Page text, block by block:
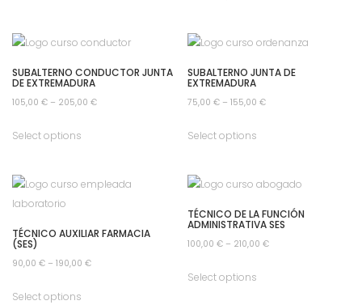
SUBALTERNO CONDUCTOR JUNTA
DE EXTREMADURA
105,00 € – 205,00 €
Select options
SUBALTERNO JUNTA DE
EXTREMADURA
75,00€ –155,00€
Select options
TÉCNICO AUXILIAR FARMACIA
(SES)
90,00 € – 190,00 €
Select options
TÉCNICO DE LA FUNCIÓN
ADMINISTRATIVA SES
100,00€ – 210,00€
Select options